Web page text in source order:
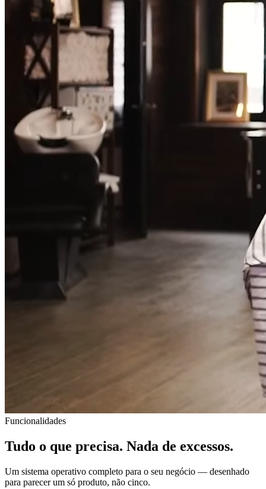
Funcionalidades
Tudo o que precisa. Nada de excessos.
Um sistema operativo completo para o seu negócio — desenhado
para parecer um só produto, não cinco.